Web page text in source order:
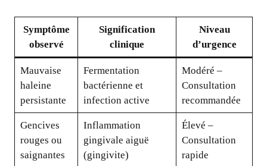
Symptôme
observé
Signification
clinique
Niveau
d’urgence
Mauvaise
haleine
persistante
Fermentation
bactérienne et
infection active
Modéré –
Consultation
recommandée
Gencives
rouges ou
saignantes
Inflammation
gingivale aiguë
(gingivite)
Élevé –
Consultation
rapide